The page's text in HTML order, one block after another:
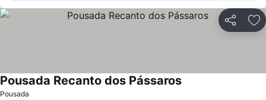
Partilhar
Pousada
Pousada Recanto dos PássarosVer preços